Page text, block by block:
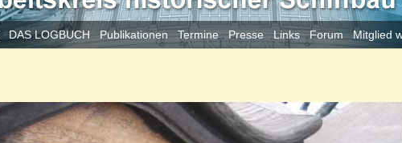
DAS LOGBUCH Publikationen Termine Presse Links Forum Mitglied